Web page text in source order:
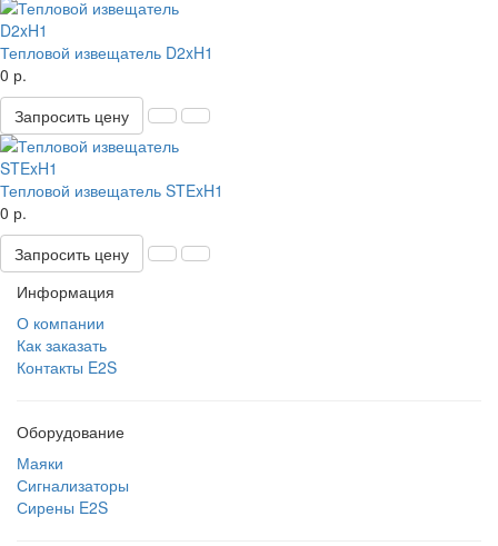
Тепловой извещатель D2xH1
0 р.
Запросить цену
Тепловой извещатель STExH1
0 р.
Запросить цену
Информация
О компании
Как заказать
Контакты E2S
Оборудование
Маяки
Сигнализаторы
Сирены E2S